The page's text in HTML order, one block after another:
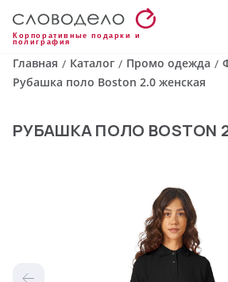
Корпоративные подарки и
полиграфия
Главная / Каталог / Промо одежда /
Рубашка поло Boston 2.0 женская
РУБАШКА ПОЛО BOSTON